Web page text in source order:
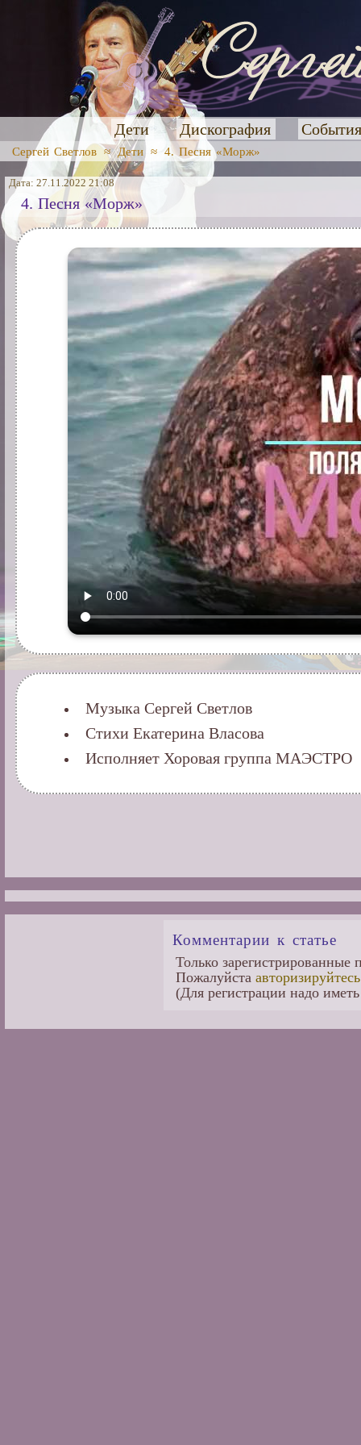
Дети Дискография
Сергей Светлов ≈Дети ≈ 4. Песня «Морж»
Дата: 27.11.2022 21:08
4. Песня «Морж»
Музыка Сергей Светлов
Стихи Екатерина Власова
Исполняет Хоровая группа МАЭСТРО
Комментарии к статье
Только зарегистрированные
Пожалуйстаавторизируйтесь
(Для регистрации надо